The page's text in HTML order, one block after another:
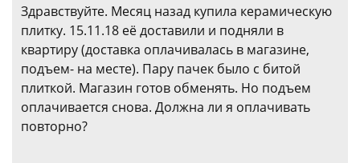
Здравствуйте. Месяц назад купила керамическую
плитку. 15.11.18 её доставили и подняли в
квартиру (доставка оплачивалась в магазине,
подъем- на месте). Пару пачек было с битой
плиткой. Магазин готов обменять. Но подъем
оплачивается снова. Должна ли я оплачивать
повторно?